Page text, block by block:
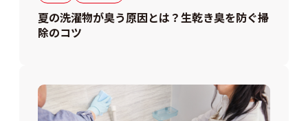
夏の洗濯物が臭う原因とは？生乾き臭を防ぐ掃
除のコツ